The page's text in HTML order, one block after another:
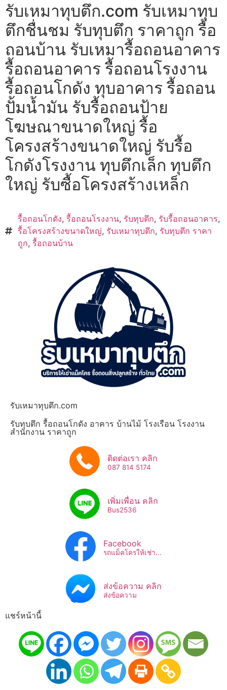
รับเหมาทุบตึก.com รับเหมาทุบ
ตึกชื่นชม รับทุบตึก ราคาถูก รื้อ
ถอนบ้าน รับเหมารื้อถอนอาคาร
รื้อถอนอาคาร รื้อถอนโรงงาน
รื้อถอนโกดัง ทุบอาคาร รื้อถอน
ปั้มน้ำมัน รับรื้อถอนป้าย
โฆษณาขนาดใหญ่ รื้อ
โครงสร้างขนาดใหญ่ รับรื้อ
โกดังโรงงาน ทุบตึกเล็ก ทุบตึก
ใหญ่ รับซื้อโครงสร้างเหล็ก
รื้อถอนโกดัง, รื้อถอนโรงงาน, รับทุบตึก, รับรื้อถอนอาคาร,
รื้อโครงสร้างขนาดใหญ่, รับเหมาทุบตึก, รับทุบตึก ราคา
ถูก, รื้อถอนบ้าน
รับเหมาทุบตึก.com
รับทุบตึก รื้อถอนโกดัง อาคาร บ้านไม้ โรงเรือน โรงงาน
สำนักงาน ราคาถูก
ติดต่อเรา คลิก
087 814 5174
เพิ่มเพื่อน คลิก
Bus2536​
Facebook
รถแม็คโครให้เช่า...
ส่งข้อความ คลิก
ส่งข้อความ
แชร์หน้านี้